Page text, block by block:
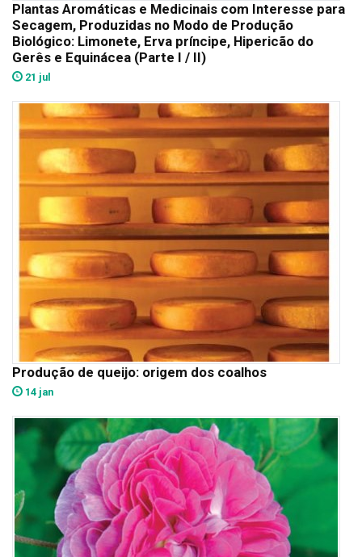
Plantas Aromáticas e Medicinais com Interesse para
Secagem, Produzidas no Modo de Produção
Biológico: Limonete, Erva príncipe, Hipericão do
Gerês e Equinácea (Parte I / II)
21 jul
Produção de queijo: origem dos coalhos
14 jan